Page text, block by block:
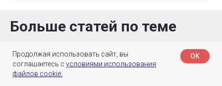
Больше статей по теме
Продолжая использовать сайт, вы
соглашаетесь с условиями использования
файлов cookie.
OK